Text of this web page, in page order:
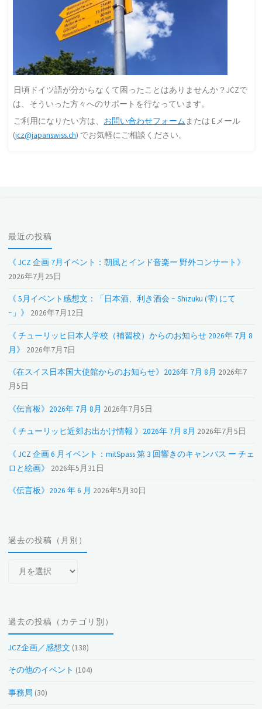
日頃ドイツ語が分からなくて困ったことはありませんか？JCZで
は、そういった方々へのサポートを行なっています。
ご利用になりたい方は、 お問い合わせフォームまたは Eメール
(jcz@japanswiss.ch) でお気軽にご相談ください。
最近の投稿
《 JCZ 企画 7月イベント：朝風とインド音楽ー 野外コンサート》
2026年7月25日
《 5月イベント感想文：「日本酒、利き酒会 ~ Shizuku (雫) にて
~」》
2026年7月12日
《 チューリッヒ日本人学校（補習校）からのお知らせ 2026年 7月 8
月》
2026年7月7日
《在スイス日本国大使館からのお知らせ》2026年 7月 8月 2026年7
月5日
《伝言板》2026年 7月 8月 2026年7月5日
《 チューリッヒ近郊お出かけ情報 》2026年 7月 8月 2026年7月5日
《 JCZ 企画 6 月イベント：mitSpass 第 3 回響きのキャンバス ー チェ
ロと絵画》
2026年5月31日
《伝言板》2026 年 6 月 2026年5月30日
過去の投稿（月別）
稿
（月
別）
過去の投稿（カテゴリ別）
JCZ企画／感想文 (138)
その他のイベント (104)
事務局 (30)